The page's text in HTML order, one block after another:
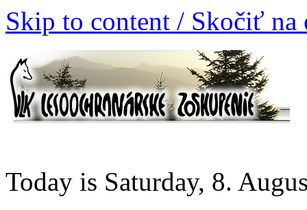
Skip to content / Skočiť na
Today is Saturday, 8.